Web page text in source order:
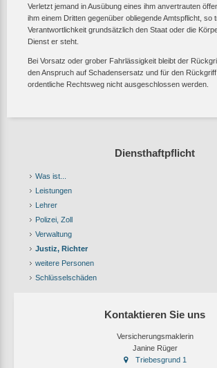
Diensthaftpflicht
Was ist...
Leistungen
Lehrer
Polizei, Zoll
Verwaltung
Justiz, Richter
weitere Personen
Schlüsselschäden
Kontaktieren Sie uns
Versicherungsmaklerin
Janine Rüger
Triebesgrund 1
Verletzt jemand in Ausübung eines ihm anvertrauten
ihm einem Dritten gegenüber obliegende Amtspflicht, so
Verantwortlichkeit grundsätzlich den Staat oder die
Dienst er steht.
Bei Vorsatz oder grober Fahrlässigkeit bleibt der
den Anspruch auf Schadensersatz und für den
ordentliche Rechtsweg nicht ausgeschlossen werden.